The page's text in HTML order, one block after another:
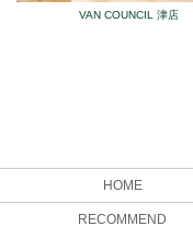
VAN COUNCIL 津店
HOME
RECOMMEND